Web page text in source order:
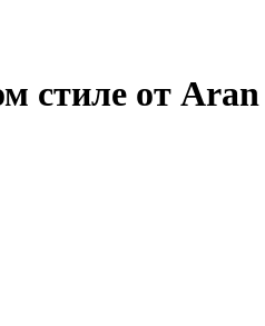
стиле от